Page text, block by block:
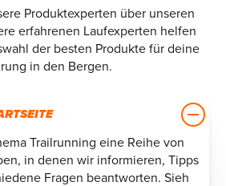
Produktexperten über unseren
erfahrenen Laufexperten helfen
der besten Produkte für deine
in den Bergen.
Trailrunning eine Reihe von
in denen wir informieren, Tipps
Fragen beantworten. Sieh